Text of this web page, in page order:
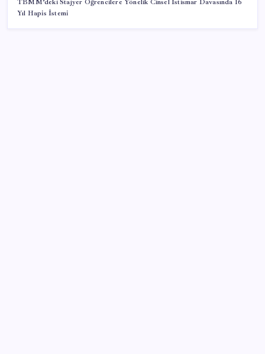
TBMM’deki Stajyer Öğrencilere Yönelik Cinsel İstismar Davasında 16
Yıl Hapis İstemi